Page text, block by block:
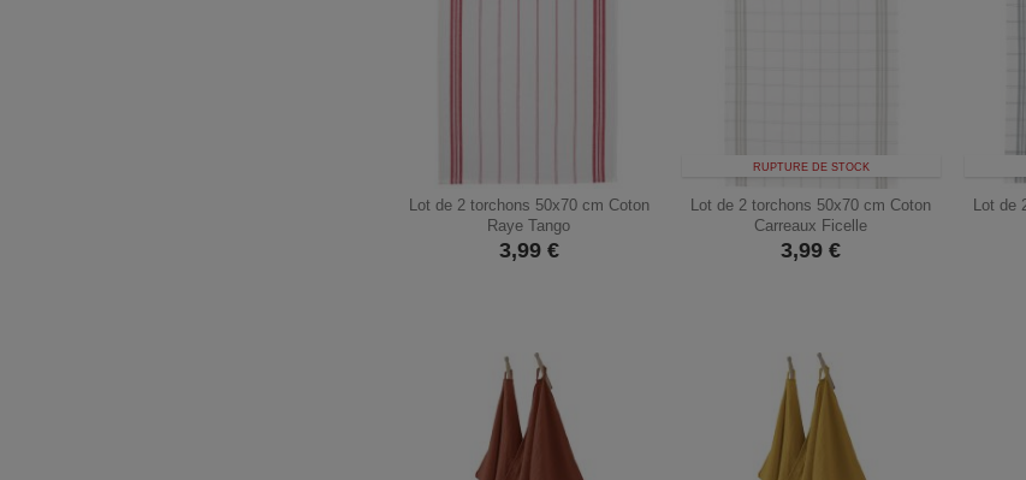
Lot de 2 torchons 50x70 cm Coton
Raye Tango
3,99€
RUPTURE DE STOCK
Lot de 2 torchons 50x70 cm Coton
Carreaux Ficelle
3,99 €
Lot de